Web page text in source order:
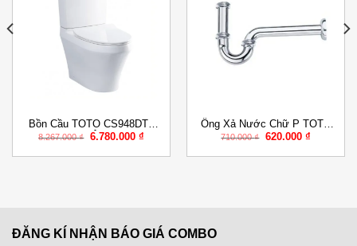
Bồn Cầu TOTO CS948DT8
Hai Khối Nắp Êm TC600VS
8.267.000₫
Giá
là:
6.780.000 ₫Giá
tại
Add to
Wishlist
Ống Xả Nước Chữ P TOTO
TVLF403
710.000₫
Giá
là:
620.000 ₫Giá
tại
ĐĂNG KÍ NHẬN BÁO GIÁ COMBO